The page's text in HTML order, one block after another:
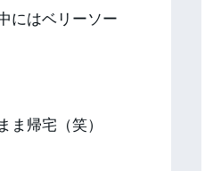
にはベリーソー
帰宅（笑）